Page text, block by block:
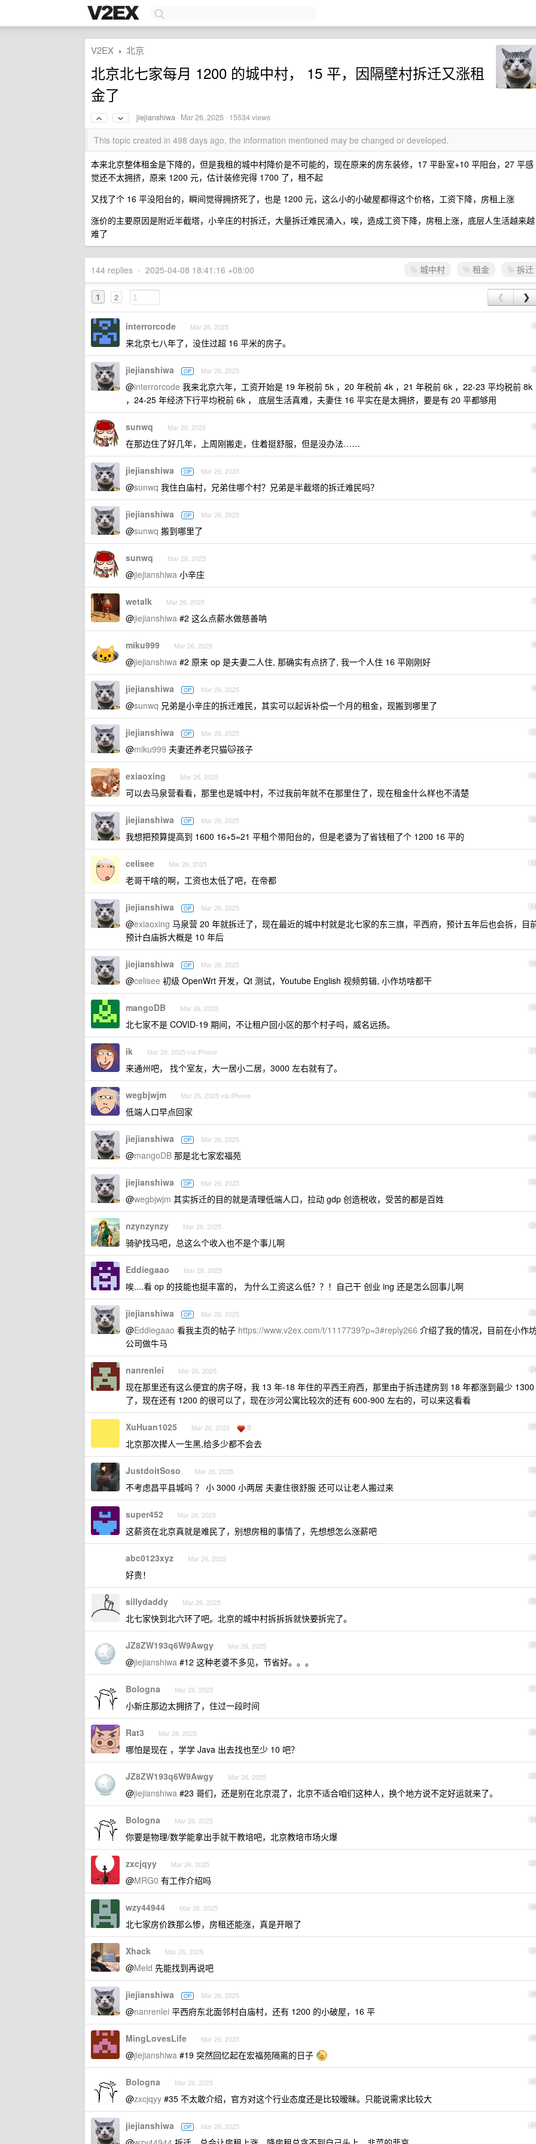
V2EX › 北京
北京北七家每月 1200 的城中村， 15 平，因隔壁村拆迁又涨租
金了
jiejianshiwa · Mar 26, 2025 · 15534 views
This topic created in 498 days ago, the information mentioned may be changed or developed.
本来北京整体租金是下降的，但是我租的城中村降价是不可能的，现在原来的房东装修，17 平卧室+10 平阳台，27 平感
觉还不太拥挤，原来 1200 元，估计装修完得 1700 了，租不起
又找了个 16 平没阳台的，瞬间觉得拥挤死了，也是 1200 元，这么小的小破屋都得这个价格，工资下降，房租上涨
涨价的主要原因是附近半截塔，小辛庄的村拆迁，大量拆迁难民涌入，唉，造成工资下降，房租上涨，底层人生活越来越
难了
城中村 租金 拆迁
144 replies • 2025-04-08 18:41:16 +08:00
1 2 ❮ ❯
1
interrorcode Mar 26, 2025
来北京七八年了，没住过超 16 平米的房子。
2
jiejianshiwa OP Mar 26, 2025
@interrorcode 我来北京六年，工资开始是 19 年税前 5k ，20 年税前 4k ，21 年税前 6k ，22-23 平均税前 8k
，24-25 年经济下行平均税前 6k ， 底层生活真难，夫妻住 16 平实在是太拥挤，要是有 20 平都够用
3
sunwq Mar 26, 2025
在那边住了好几年，上周刚搬走，住着挺舒服，但是没办法……
4
jiejianshiwa OP Mar 26, 2025
@sunwq 我住白庙村，兄弟住哪个村？兄弟是半截塔的拆迁难民吗？
5
jiejianshiwa OP Mar 26, 2025
@sunwq 搬到哪里了
6
sunwq Mar 26, 2025
@jiejianshiwa 小辛庄
7
wetalk Mar 26, 2025
@jiejianshiwa #2 这么点薪水做慈善呐
8
miku999 Mar 26, 2025
@jiejianshiwa #2 原来 op 是夫妻二人住, 那确实有点挤了, 我一个人住 16 平刚刚好
9
jiejianshiwa OP Mar 26, 2025
@sunwq 兄弟是小辛庄的拆迁难民，其实可以起诉补偿一个月的租金，现搬到哪里了
10
jiejianshiwa OP Mar 26, 2025
@miku999 夫妻还养老只猫🐱孩子
11
exiaoxing Mar 26, 2025
可以去马泉营看看，那里也是城中村，不过我前年就不在那里住了，现在租金什么样也不清楚
12
jiejianshiwa OP Mar 26, 2025
我想把预算提高到 1600 16+5=21 平租个带阳台的，但是老婆为了省钱租了个 1200 16 平的
13
celisee Mar 26, 2025
老哥干啥的啊，工资也太低了吧，在帝都
14
jiejianshiwa OP Mar 26, 2025
@exiaoxing 马泉营 20 年就拆迁了，现在最近的城中村就是北七家的东三旗，平西府，预计五年后也会拆，目
预计白庙拆大概是 10 年后
15
jiejianshiwa OP Mar 26, 2025
@celisee 初级 OpenWrt 开发，Qt 测试，Youtube English 视频剪辑, 小作坊啥都干
16
mangoDB Mar 26, 2025
北七家不是 COVID-19 期间，不让租户回小区的那个村子吗，威名远扬。
17
ik Mar 26, 2025 via iPhone
来通州吧， 找个室友，大一居小二居，3000 左右就有了。
18
wegbjwjm Mar 26, 2025 via iPhone
低端人口早点回家
19
jiejianshiwa OP Mar 26, 2025
@mangoDB 那是北七家宏福苑
20
jiejianshiwa OP Mar 26, 2025
@wegbjwjm 其实拆迁的目的就是清理低端人口，拉动 gdp 创造税收，受苦的都是百姓
21
nzynzynzy Mar 26, 2025
骑驴找马吧，总这么个收入也不是个事儿啊
22
Eddiegaao Mar 26, 2025
唉....看 op 的技能也挺丰富的， 为什么工资这么低？？！自己干 创业 ing 还是怎么回事儿啊
23
jiejianshiwa OP Mar 26, 2025
@Eddiegaao 看我主页的帖子 https://www.v2ex.com/t/1117739?p=3#reply266 介绍了我的情况，目前在小作
公司做牛马
24
nanrenlei Mar 26, 2025
现在那里还有这么便宜的房子呀，我 13 年-18 年住的平西王府西，那里由于拆违建房到 18 年都涨到最少 1300
了，现在还有 1200 的很可以了，现在沙河公寓比较次的还有 600-900 左右的，可以来这看看
25
XuHuan1025 Mar 26, 2025 8
北京那次撵人一生黑,给多少都不会去
26
JustdoitSoso Mar 26, 2025
不考虑昌平县城吗 ？ 小 3000 小两居 夫妻住很舒服 还可以让老人搬过来
27
super452 Mar 26, 2025
这薪资在北京真就是难民了，别想房租的事情了，先想想怎么涨薪吧
28
abc0123xyz Mar 26, 2025
好贵！
29
sillydaddy Mar 26, 2025
北七家快到北六环了吧。北京的城中村拆拆拆就快要拆完了。
30
JZ8ZW193q6W9Awgy Mar 26, 2025
@jiejianshiwa #12 这种老婆不多见，节省好。。。
31
Bologna Mar 26, 2025
小新庄那边太拥挤了，住过一段时间
32
Rat3 Mar 26, 2025
哪怕是现在 ，学学 Java 出去找也至少 10 吧？
33
JZ8ZW193q6W9Awgy Mar 26, 2025
@jiejianshiwa #23 哥们，还是别在北京混了，北京不适合咱们这种人，换个地方说不定好运就来了。
34
Bologna Mar 26, 2025
你要是物理/数学能拿出手就干教培吧，北京教培市场火爆
35
zxcjqyy Mar 26, 2025
@MRG0 有工作介绍吗
36
wzy44944 Mar 26, 2025
北七家房价跌那么惨，房租还能涨，真是开眼了
37
Xhack Mar 26, 2025
@Meld 先能找到再说吧
38
jiejianshiwa OP Mar 26, 2025
@nanrenlei 平西府东北面邻村白庙村，还有 1200 的小破屋，16 平
39
MingLovesLife Mar 26, 2025
@jiejianshiwa #19 突然回忆起在宏福苑隔离的日子
40
Bologna Mar 26, 2025
@zxcjqyy #35 不太敢介绍，官方对这个行业态度还是比较暧昧。只能说需求比较大
41
jiejianshiwa OP Mar 26, 2025